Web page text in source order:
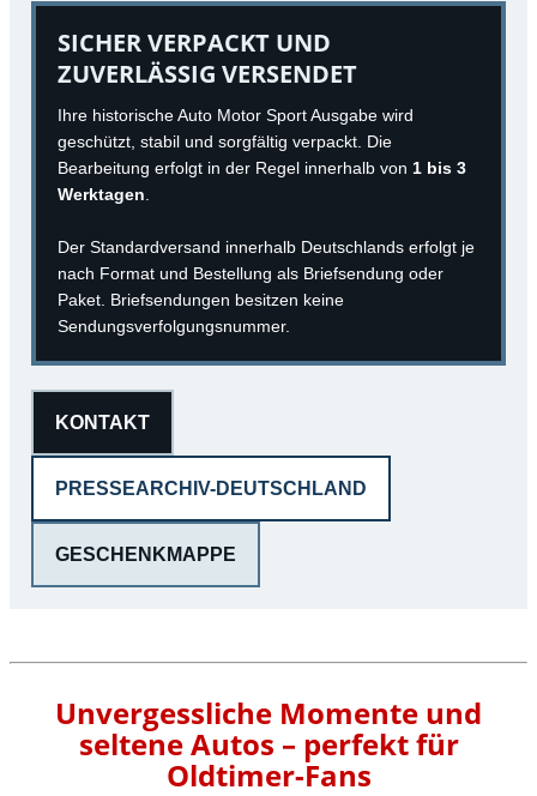
SICHER VERPACKT UND
ZUVERLÄSSIG VERSENDET
Ihre historische Auto Motor Sport Ausgabe wird
geschützt, stabil und sorgfältig verpackt. Die
Bearbeitung erfolgt in der Regel innerhalb von 1 bis 3
Werktagen
Der Standardversand innerhalb Deutschlands erfolgt je
nach Format und Bestellung als Briefsendung oder
Paket. Briefsendungen besitzen keine
Sendungsverfolgungsnummer.
KONTAKT
PRESSEARCHIV-DEUTSCHLAND
GESCHENKMAPPE
Unvergessliche Momente und
seltene Autos – perfekt für
Oldtimer-Fans